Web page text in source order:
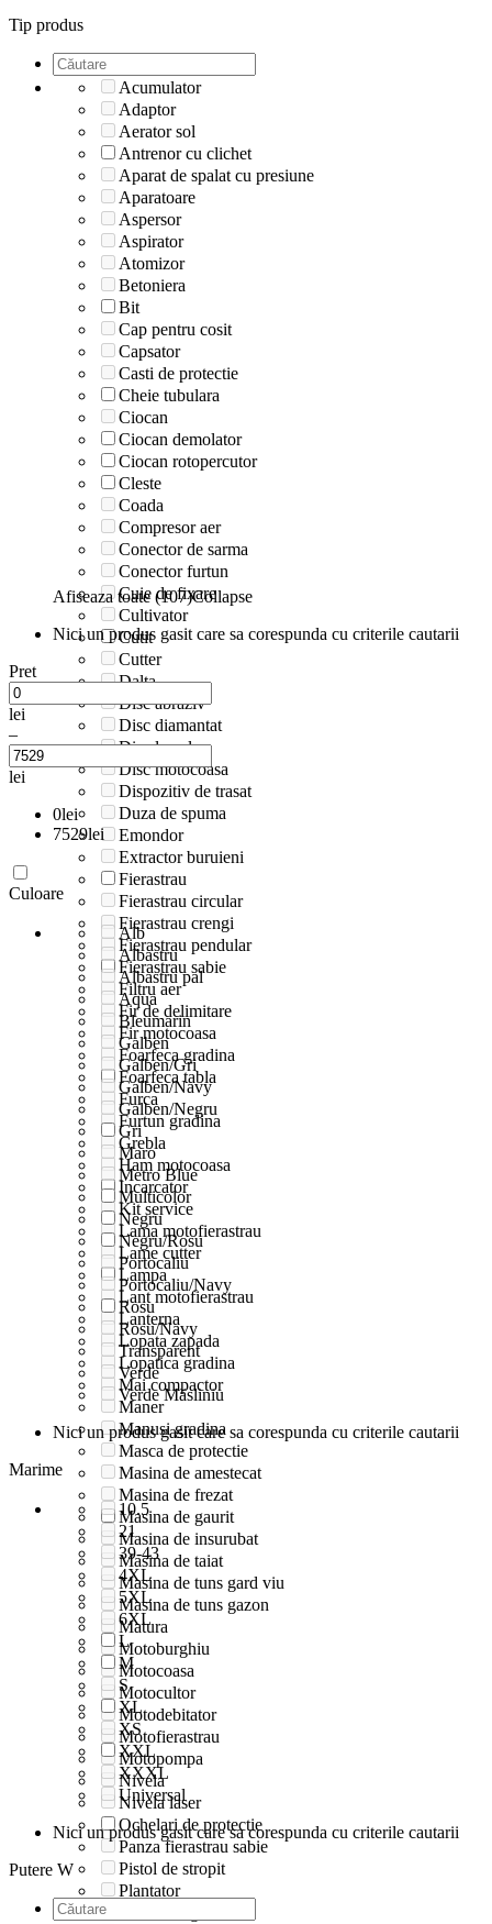
Tip produs
Acumulator
Adaptor
Aerator sol
Antrenor cu clichet
Aparat de spalat cu presiune
Aparatoare
Aspersor
Aspirator
Atomizor
Betoniera
Bit
Cap pentru cosit
Capsator
Casti de protectie
Cheie tubulara
Ciocan
Ciocan demolator
Ciocan rotopercutor
Cleste
Coada
Compresor aer
Conector de sarma
Conector furtun
Cuie de fixare
Cultivator
Cutit
Cutter
Dalta
Disc abraziv
Disc diamantat
Disc lamelar
Disc motocoasa
Dispozitiv de trasat
Duza de spuma
Emondor
Extractor buruieni
Fierastrau
Fierastrau circular
Fierastrau crengi
Fierastrau pendular
Fierastrau sabie
Filtru aer
Fir de delimitare
Fir motocoasa
Foarfeca gradina
Foarfeca tabla
Furca
Furtun gradina
Grebla
Ham motocoasa
Incarcator
Kit service
Lama motofierastrau
Lame cutter
Lampa
Lant motofierastrau
Lanterna
Lopata zapada
Lopatica gradina
Mai compactor
Maner
Manusi gradina
Masca de protectie
Masina de amestecat
Masina de frezat
Masina de gaurit
Masina de insurubat
Masina de taiat
Masina de tuns gard viu
Masina de tuns gazon
Matura
Motoburghiu
Motocoasa
Motocultor
Motodebitator
Motofierastrau
Motopompa
Nivela
Nivela laser
Ochelari de protectie
Panza fierastrau sabie
Pistol de stropit
Plantator
Afiseaza toate (107)Collapse
Nici un produs gasit care sa corespunda cu criterile cautarii
Pret
lei
–
lei
0lei
7529lei
Culoare
Alb
Albastru
Albastru pal
Aqua
Bleumarin
Galben
Galben/Gri
Galben/Navy
Galben/Negru
Gri
Maro
Metro Blue
Multicolor
Negru
Negru/Rosu
Portocaliu
Portocaliu/Navy
Rosu
Rosu/Navy
Transparent
Verde
Verde Măsliniu
Nici un produs gasit care sa corespunda cu criterile cautarii
Marime
10.5
21
39-43
4XL
5XL
6XL
L
M
S
XL
XS
XXL
XXXL
Universal
Nici un produs gasit care sa corespunda cu criterile cautarii
Putere W